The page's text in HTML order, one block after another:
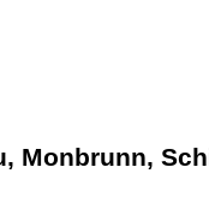
Monbrunn,